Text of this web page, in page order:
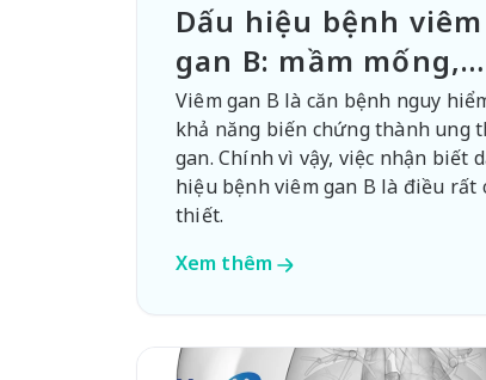
Dấu hiệu bệnh viêm
gan B: mầm mống,
nguyên nhân của
thư gan
Viêm gan B là căn bệnh nguy
khả năng biến chứng thành ung
gan. Chính vì vậy, việc nhận biết
hiệu bệnh viêm gan B là điều rất
thiết.
Xem thêm